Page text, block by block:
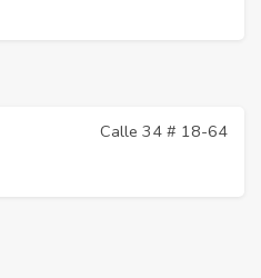
Calle 34 # 18-64